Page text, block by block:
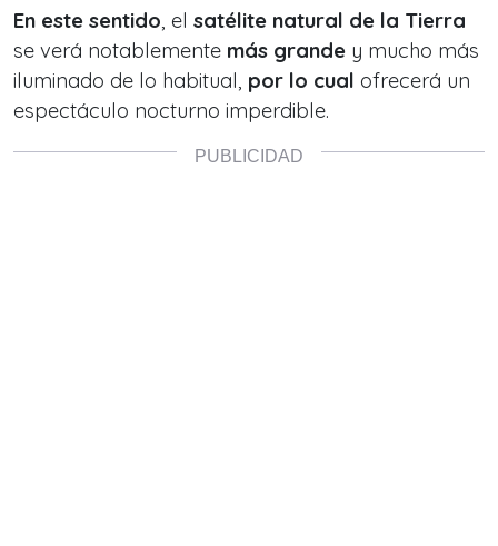
En este sentido, el satélite natural de la Tierra
se verá notablemente más grande y mucho más
iluminado de lo habitual, por lo cual ofrecerá un
espectáculo nocturno imperdible.